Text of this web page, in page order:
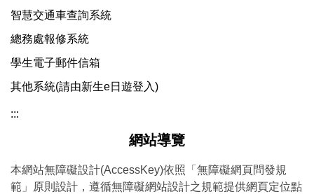
智慧交通車查詢系統
總務處報修系統
學生電子郵件信箱
其他系統(請由新生e日遊登入)
:::
網站導覽
本網站無障礙設計(AccessKey)依照「無障礙網頁問發規
範」原則設計，遵循無障礙網站設計之規範提供網頁定位點